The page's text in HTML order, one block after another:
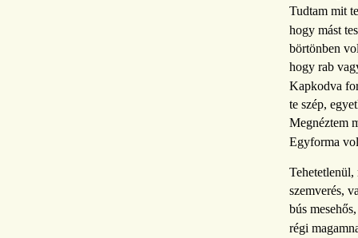
Tudtam mit
hogy mást
börtönben
hogy rab
Kapkodva
te szép,
Megnéztem
Egyforma
szemverés,
bús
régi